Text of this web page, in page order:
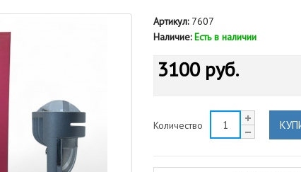
Артикул:7607
Наличие: Есть в наличии
3100 руб.
Количество